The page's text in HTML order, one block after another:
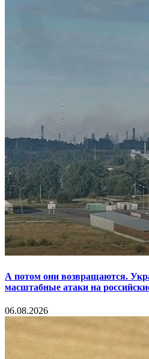
А потом они возвращаются.
масштабные атаки на
06.08.2026